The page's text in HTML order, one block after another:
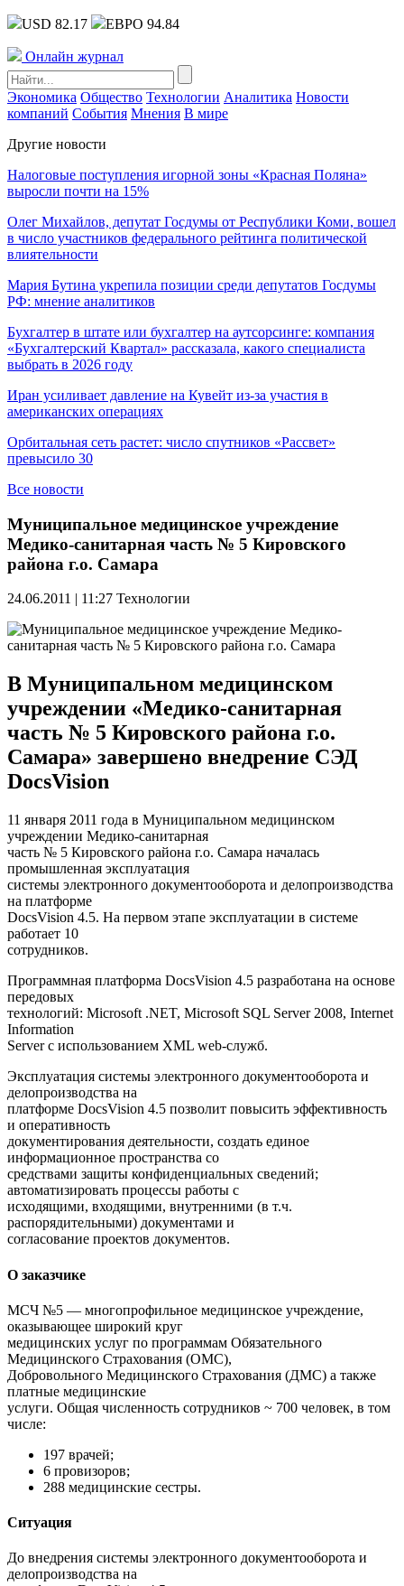
USD 82.17 ЕВРО 94.84
Онлайн журнал
Экономика Общество Технологии Аналитика Новости
компаний События Мнения В мире
Другие новости
Налоговые поступления игорной зоны «Красная Поляна»
выросли почти на 15%
Олег Михайлов, депутат Госдумы от Республики Коми, вошел
в число участников федерального рейтинга политической
влиятельности
Мария Бутина укрепила позиции среди депутатов Госдумы
РФ: мнение аналитиков
Бухгалтер в штате или бухгалтер на аутсорсинге: компания
«Бухгалтерский Квартал» рассказала, какого специалиста
выбрать в 2026 году
Иран усиливает давление на Кувейт из-за участия в
американских операциях
Орбитальная сеть растет: число спутников «Рассвет»
превысило 30
Все новости
Муниципальное медицинское учреждение
Медико-санитарная часть № 5 Кировского
района г.о. Самара
24.06.2011 | 11:27 Технологии
В Муниципальном медицинском
учреждении «Медико-санитарная
часть № 5 Кировского района г.о.
Самара» завершено внедрение СЭД
DocsVision
11 января 2011 года в Муниципальном медицинском
учреждении Медико-санитарная
часть № 5 Кировского района г.о. Самара началась
промышленная эксплуатация
системы электронного документооборота и делопроизводства
на платформе
DocsVision 4.5. На первом этапе эксплуатации в системе
работает 10
сотрудников.
Программная платформа DocsVision 4.5 разработана на основе
передовых
технологий: Microsoft .NET, Microsoft SQL Server 2008, Internet
Information
Server с использованием XML web-служб.
Эксплуатация системы электронного документооборота и
делопроизводства на
платформе DocsVision 4.5 позволит повысить эффективность
и оперативность
документирования деятельности, создать единое
информационное пространства со
средствами защиты конфиденциальных сведений;
автоматизировать процессы работы с
исходящими, входящими, внутренними (в т.ч.
распорядительными) документами и
согласование проектов документов.
О заказчике
МСЧ №5 — многопрофильное медицинское учреждение,
оказывающее широкий круг
медицинских услуг по программам Обязательного
Медицинского Страхования (ОМС),
Добровольного Медицинского Страхования (ДМС) а также
платные медицинские
услуги. Общая численность сотрудников ~ 700 человек, в том
числе:
197 врачей;
6 провизоров;
288 медицинские сестры.
Ситуация
До внедрения системы электронного документооборота и
делопроизводства на